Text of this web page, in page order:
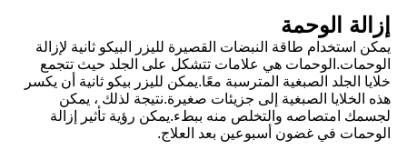
إزالة الوحمة
يمكن استخدام طاقة النبضات القصيرة لليزر البيكو ثانية لإزالة
الوحمات.الوحمات هي علامات تتشكل على الجلد حيث تتجمع
خلايا الجلد الصبغية المترسبة معًا.يمكن لليزر بيكو ثانية أن يكسر
هذه الخلايا الصبغية إلى جزيئات صغيرة.نتيجة لذلك ، يمكن
لجسمك امتصاصه والتخلص منه ببطء.يمكن رؤية تأثير إزالة
الوحمات في غضون أسبوعين بعد العلاج.